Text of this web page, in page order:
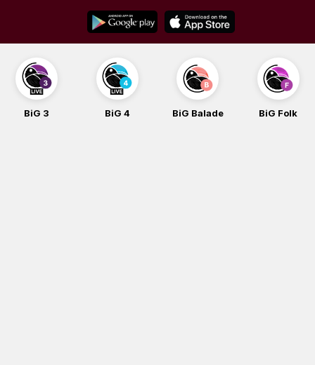
content
BiG 3 BiG 4 BiG Balade BiG Folk